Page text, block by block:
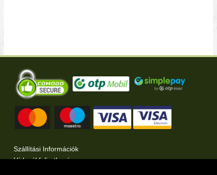
Szállítási Információk
Hírlevél feliratkozás